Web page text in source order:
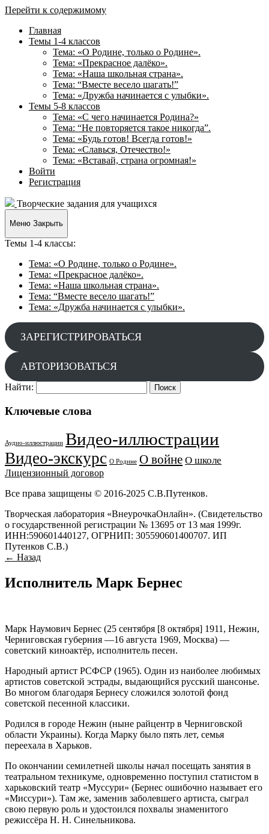
Перейти к содержимому
Главная
Темы 1-4 классов
Тема: «О Родине, только о Родине».
Тема: «Прекрасное далёко».
Тема: «Наша школьная страна».
Тема: “Вместе весело шагать!”
Тема: «Дружба начинается с улыбки».
Темы 5-8 классов
Тема: «С чего начинается Родина?»
Тема: “Не повторяется такое никогда”.
Тема: «Будь готов! Всегда готов!»
Тема: «Славься, Отечество!»
Тема: «Вставай, страна огромная!»
Войти
Регистрация
Творческие задания для учащихся
Меню Закрыть
Темы 1-4 классы:
Тема: «О Родине, только о Родине».
Тема: «Прекрасное далёко».
Тема: «Наша школьная страна».
Тема: “Вместе весело шагать!”
Тема: «Дружба начинается с улыбки».
ЗАРЕГИСТРИРОВАТЬСЯ
АВТОРИЗОВАТЬСЯ
Найти:
Ключевые слова
Аудио-иллюстрации Видео-иллюстрации
Видео-экскурс О Родине О войне О школе
Лицензионный договор
Все права защищены © 2016-2025 С.В.Путенков.
Творческая лаборатория «ВнеурочкаОнлайн». (Свидетельство
о государственной регистрации № 13695 от 13 мая 1999г.
ИНН:590601440127, ОГРНИП: 305590601400707. ИП
Путенков С.В.)
← Назад
Исполнитель Марк Бернес
Марк Наумович Бернес (25 сентября [8 октября] 1911, Нежин,
Черниговская губерния —16 августа 1969, Москва) —
советский киноактёр, исполнитель песен.
Народный артист РСФСР (1965). Один из наиболее любимых
артистов советской эстрады, выдающийся русский шансонье.
Во многом благодаря Бернесу сложился золотой фонд
советской песенной классики.
Родился в городе Нежин (ныне райцентр в Черниговской
области Украины). Когда Марку было пять лет, семья
переехала в Харьков.
По окончании семилетней школы начал посещать занятия в
театральном техникуме, одновременно поступил статистом в
харьковский театр «Муссури» (Бернес ошибочно называет его
«Миссури»). Там же, заменив заболевшего артиста, сыграл
свою первую роль и удостоился похвалы знаменитого
режиссёра Н. Н. Синельникова.